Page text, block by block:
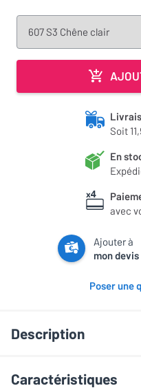
Soit
En
avec
Ajouter à
mon devis
Poser une
Description
Points forts
Caractéristiques